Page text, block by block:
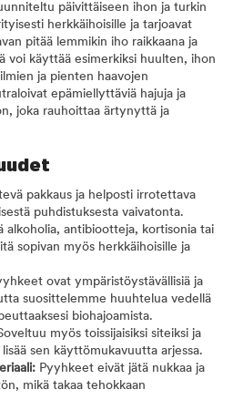
päivittäiseen ihon ja turkin
herkkäihoisille ja tarjoavat
pitää lemmikin iho raikkaana ja
voi käyttää esimerkiksi huulten, ihon
ja pienten haavojen
epämiellyttäviä hajuja ja
joka rauhoittaa ärtynyttä ja
pakkaus ja helposti irrotettava
puhdistuksesta vaivatonta.
alkoholia, antibiootteja, kortisonia tai
sopivan myös herkkäihoisille ja
ovat ympäristöystävällisiä ja
suosittelemme huuhtelua vedellä
biohajoamista.
myös toissijaisiksi siteiksi ja
sen käyttömukavuutta arjessa.
Pyyhkeet eivät jätä nukkaa ja
mikä takaa tehokkaan